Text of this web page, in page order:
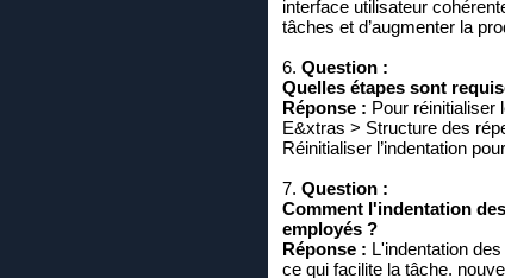
interface utilisateur
tâches et d’augmenter la
6. Question :
Quelles étapes sont
Réponse : Pour réinitialiser
E&xtras > Structure des
Réinitialiser l’indentation
7. Question :
Comment l'indentation
employés ?
Réponse : L'indentation
ce qui facilite la tâche.